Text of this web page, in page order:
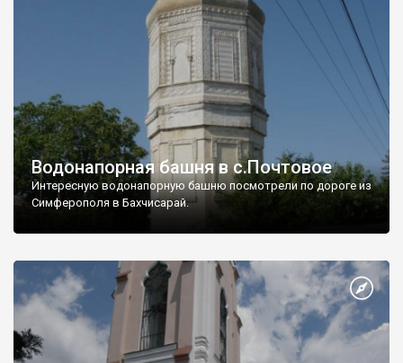
Водонапорная башня в с.Почтовое
Интересную водонапорную башню посмотрели по дороге из
Симферополя в Бахчисарай.